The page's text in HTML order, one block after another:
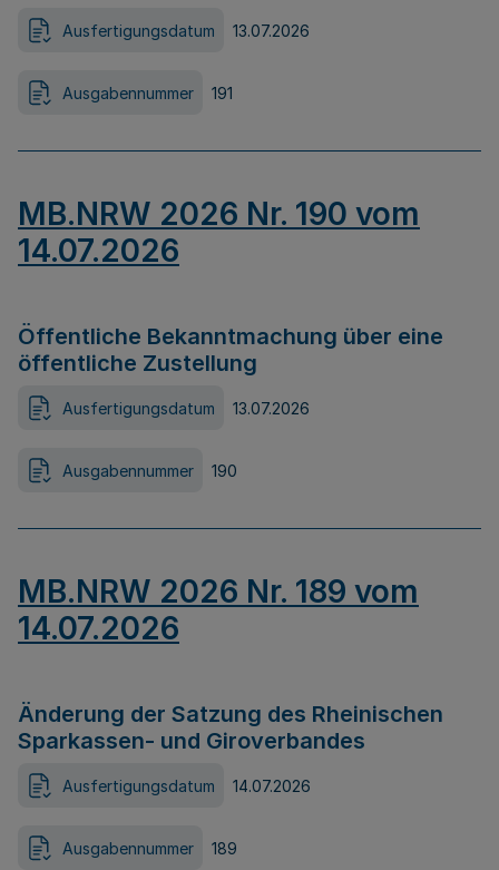
Ausfertigungsdatum 13.07.2026
Ausgabennummer 191
MB.NRW 2026 Nr. 190 vom
14.07.2026
Öffentliche Bekanntmachung über eine
öffentliche Zustellung
Ausfertigungsdatum 13.07.2026
Ausgabennummer 190
MB.NRW 2026 Nr. 189 vom
14.07.2026
Änderung der Satzung des Rheinischen
Sparkassen- und Giroverbandes
Ausfertigungsdatum 14.07.2026
Ausgabennummer 189